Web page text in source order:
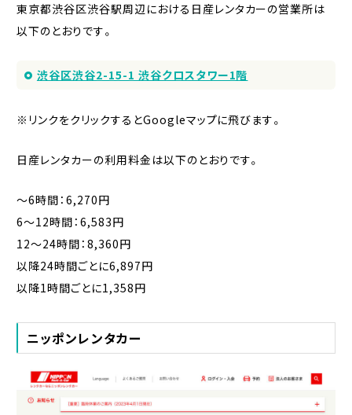
東京都渋谷区渋谷駅周辺における日産レンタカーの営業所は
以下のとおりです。
渋谷区渋谷2-15-1 渋谷クロスタワー1階
※リンクをクリックするとGoogleマップに飛びます。
日産レンタカーの利用料金は以下のとおりです。
〜6時間：6,270円
6〜12時間：6,583円
12〜24時間：8,360円
以降24時間ごとに6,897円
以降1時間ごとに1,358円
ニッポンレンタカー